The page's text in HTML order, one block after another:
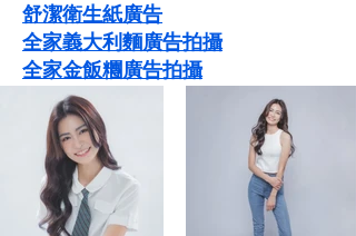
舒潔衛生紙廣告
​​全家義大利麵廣告拍攝
​全家金飯糰廣告拍攝